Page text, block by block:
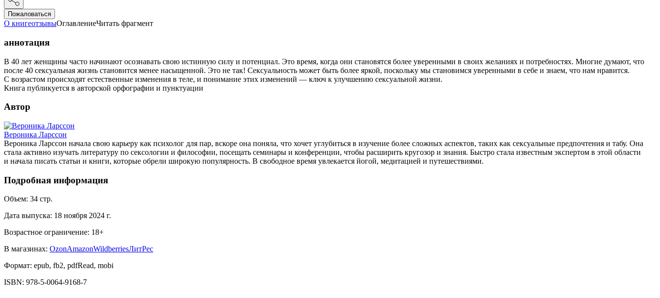
Пожаловаться
О книгеотзывыОглавлениеЧитать фрагмент
аннотация
В 40 лет женщины часто начинают осознавать свою истинную силу и потенциал. Это время, когда они становятся более уверенными в своих желаниях и потребностях. Многие думают, что
после 40 сексуальная жизнь становится менее насыщенной. Это не так! Сексуальность может быть более яркой, поскольку мы становимся уверенными в себе и знаем, что нам нравится.
С возрастом происходят естественные изменения в теле, и понимание этих изменений — ключ к улучшению сексуальной жизни.
Книга публикуется в авторской орфографии и пунктуации
Автор
Вероника Ларссон
Вероника Ларссон начала свою карьеру как психолог для пар, вскоре она поняла, что хочет углубиться в изучение более сложных аспектов, таких как сексуальные предпочтения и табу. Она
стала активно изучать литературу по сексологии и философии, посещать семинары и конференции, чтобы расширить кругозор и знания. Быстро стала известным экспертом в этой области
и начала писать статьи и книги, которые обрели широкую популярность. В свободное время увлекается йогой, медитацией и путешествиями.
Подробная информация
Объем: 34 стр.
Дата выпуска: 18 ноября 2024 г.
Возрастное ограничение: 18+
В магазинах: OzonAmazonWildberriesЛитРес
Формат: epub, fb2, pdfRead, mobi
ISBN: 978-5-0064-9168-7